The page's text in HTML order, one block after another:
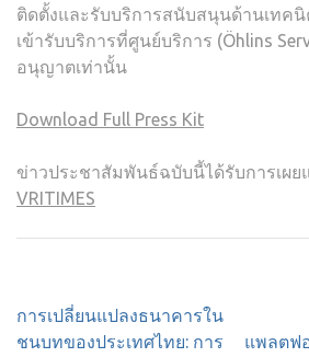
ติดตั้งและรับบริการสนับสนุนด้านเทค
เข้ารับบริการที่ศูนย์บริการ (Öhlins
อนุญาตเท่านั้น
Download Full Press Kit
ข่าวประชาสัมพันธ์ฉบับนี้ได้รับการเผย
VRITIMES
Post
navigation
การเปลี่ยนแปลงธนาคารใน
ชนบทของประเทศไทย: การ
แพลตฟ